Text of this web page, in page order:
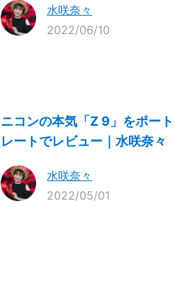
水咲奈々
2022/06/10
ニコンの本気「Z 9」をポート
レートでレビュー｜水咲奈々
水咲奈々
2022/05/01